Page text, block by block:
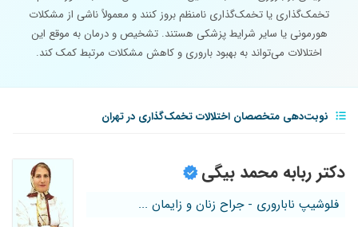
تخمک‌گذاری یا تخمک‌گذاری نامنظم بروز کنند و معمولاً ناشی از مشکلات
هورمونی یا سایر شرایط پزشکی هستند. تشخیص و درمان به موقع این
اختلالات می‌تواند به بهبود باروری و کاهش مشکلات مرتبط کمک کند.
نوبت‌دهی متخصصان اختلالات تخمک‌گذاری در تهران
دکتر ربابه محمد بیگی
فلوشیپ ناباروری - جراح زنان و زایمان ...